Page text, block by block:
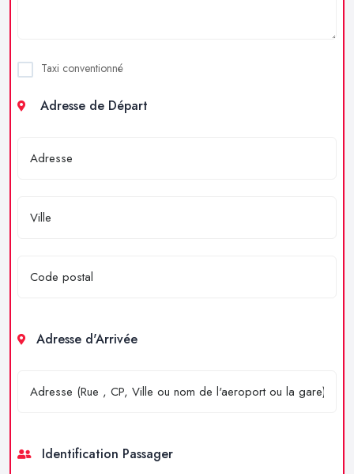
Taxi conventionné
Adresse de Départ
Adresse d'Arrivée
Identification Passager